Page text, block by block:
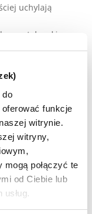
do
funkcje
witrynie.
witryny,
połączyć te
od Ciebie lub
uchylają
aptekarskim
którego
kampanie
narazić się na
możliwości
2025 w godz.
podczas